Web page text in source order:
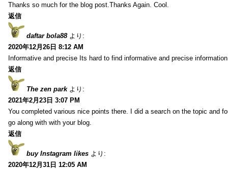
Thanks so much for the blog post.Thanks Again. Cool.
返信
daftar bola88 より:
2020年12月26日 8:12 AM
Informative and precise Its hard to find informative and precise
返信
The zen park より:
2021年2月23日 3:07 PM
You completed various nice points there. I did a search on the topic and
go along with with your blog.
返信
buy Instagram likes より:
2020年12月31日 12:05 AM